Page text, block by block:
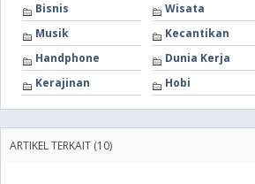
Bisnis
Wisata
Musik
Kecantikan
Handphone
Dunia Kerja
Kerajinan
Hobi
ARTIKEL TERKAIT (10)